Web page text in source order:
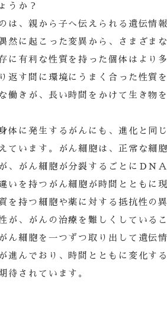
うか？
は、親から子へ伝えられる遺伝情
然に起こった変異から、さまざま
に有利な性質を持った個体はより
返す間に環境にうまく合った性質
働きが、長い時間をかけて生き物
体に発生するがんにも、進化と同
ています。がん細胞は、正常な細
、がん細胞が分裂するごとにＤＮ
いを持つがん細胞が時間とともに
を持つ細胞や薬に対する抵抗性の
が、がんの治療を難しくしている
ん細胞を一つずつ取り出して遺伝
進んでおり、時間とともに変化す
待されています。